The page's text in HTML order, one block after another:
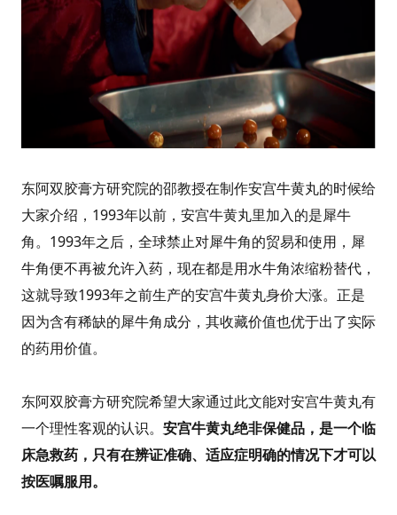
东阿双胶膏方研究院的邵教授在制作安宫牛黄丸的时候给
大家介绍，1993年以前，安宫牛黄丸里加入的是犀牛
角。1993年之后，全球禁止对犀牛角的贸易和使用，犀
牛角便不再被允许入药，现在都是用水牛角浓缩粉替代，
这就导致1993年之前生产的安宫牛黄丸身价大涨。正是
因为含有稀缺的犀牛角成分，其收藏价值也优于出了实际
的药用价值。
东阿双胶膏方研究院希望大家通过此文能对安宫牛黄丸有
一个理性客观的认识。 安宫牛黄丸绝非保健品，是一个临
床急救药，只有在辨证准确、适应症明确的情况下才可以
按医嘱服用。